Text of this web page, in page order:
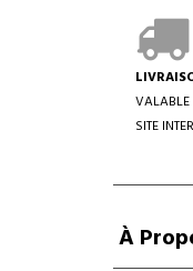
VALABLE
SITE
À